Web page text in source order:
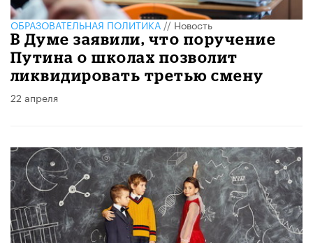
ОБРАЗОВАТЕЛЬНАЯ ПОЛИТИКА//Новость
В Думе заявили, что поручение
Путина о школах позволит
ликвидировать третью смену
22 апреля